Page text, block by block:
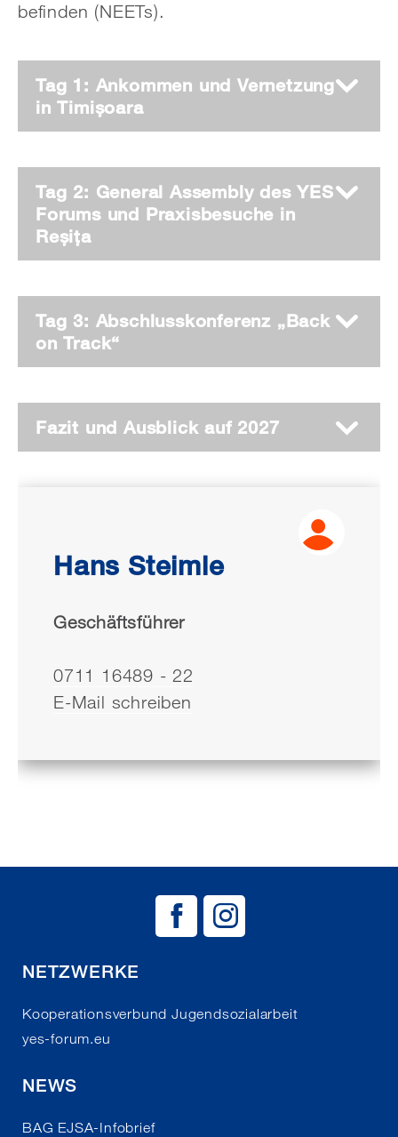
befinden (NEETs).
Tag 1: Ankommen und Vernetzung
in Timișoara
Tag 2: General Assembly des YES
Forums und Praxisbesuche in
Reșița
Tag 3: Abschlusskonferenz „Back
on Track“
Fazit und Ausblick auf 2027
Hans Steimle
Geschäftsführer
0711 16489 - 22
E-Mail schreiben
NETZWERKE
Kooperationsverbund Jugendsozialarbeit
yes-forum.eu
NEWS
BAG EJSA-Infobrief
BAG EJSA